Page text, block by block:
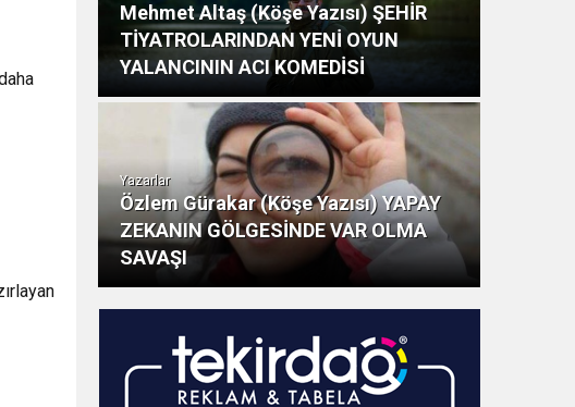
Mehmet Altaş (Köşe Yazısı) ŞEHİR
TİYATROLARINDAN YENİ OYUN
YALANCININ ACI KOMEDİSİ
Yazarlar
Özlem Gürakar (Köşe Yazısı) YAPAY
ZEKANIN GÖLGESİNDE VAR OLMA
SAVAŞI